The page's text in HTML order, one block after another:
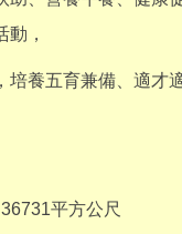
動，
培養五育兼備、適才
36731平方公尺